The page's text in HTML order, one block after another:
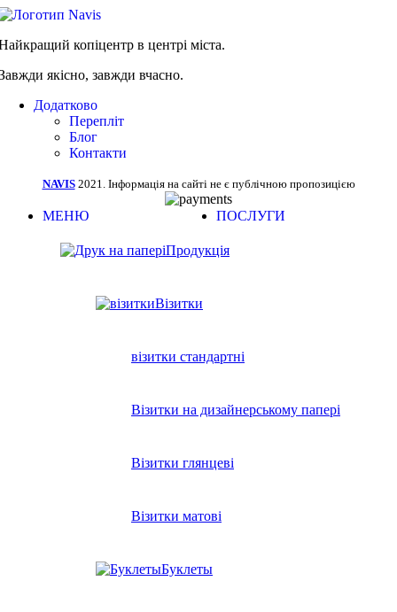
копіцентр в центрі міста.
якісно, завжди вчасно.
Додатково
Перепліт
Блог
Контакти
NAVIS 2021. Інформація на сайті не є публічною пропозицією
МЕНЮ ПОСЛУГИ
Продукція
Візитки
візитки стандартні
Візитки на дизайнерському папері
Візитки глянцеві
Візитки матові
Буклеты